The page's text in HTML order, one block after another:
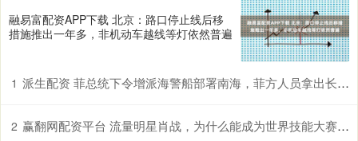
融易富配资APP下载 北京：路口停止线后移
措施推出一年多，非机动车越线等灯依然普遍
1 派生配资 菲总统下令增派海警船部署南海，菲方人员拿出长刀进行挑衅
2 赢翻网配资平台 流量明星肖战，为什么能成为世界技能大赛的推广大使？_赛事_人性_顶流